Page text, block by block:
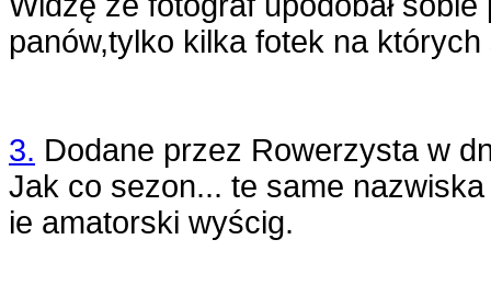
panów,tylko kilka fotek na
3. Dodane przez Rowerzystaw
Jak co sezon... te same
ie amatorski wyścig.